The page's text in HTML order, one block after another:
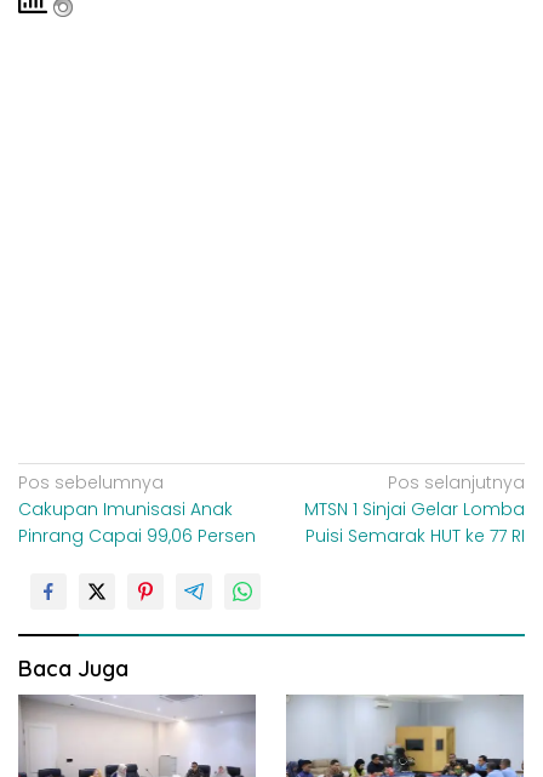
N
a
a
s
i
p
Pos sebelumnya
Cakupan Imunisasi Anak
Pinrang Capai 99,06 Persen
Pos selanjutnya
MTSN 1 Sinjai Gelar Lomba
Puisi Semarak HUT ke 77 RI
Baca Juga